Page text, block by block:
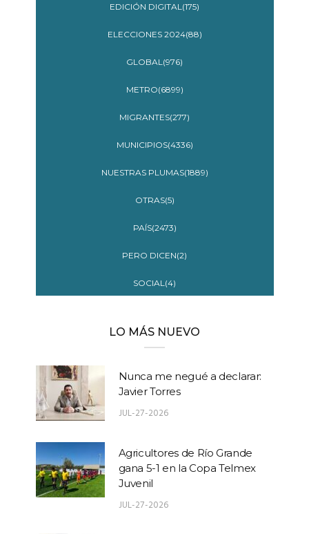
EDICIÓN DIGITAL(175)
ELECCIONES 2024(88)
GLOBAL(976)
METRO(6899)
MIGRANTES(277)
MUNICIPIOS(4336)
NUESTRAS PLUMAS(1889)
OTRAS(5)
PAÍS(2473)
PERO DICEN(2)
SOCIAL(4)
LO MÁS NUEVO
Nunca me negué a declarar:
Javier Torres
JUL-27-2026
Agricultores de Río Grande
gana 5-1 en la Copa Telmex
Juvenil
JUL-27-2026